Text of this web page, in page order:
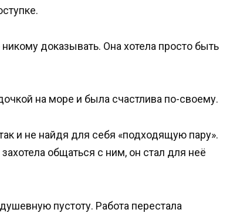
доказывать. Она хотела просто быть
на море и была счастлива по-своему.
и не найдя для себя «подходящую пару».
общаться с ним, он стал для неё
пустоту. Работа перестала